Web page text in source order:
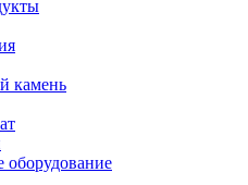
камень
оборудование